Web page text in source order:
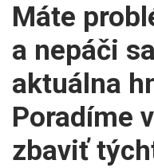
Máte
a nepáči
aktuálna
Poradíme
zbaviť